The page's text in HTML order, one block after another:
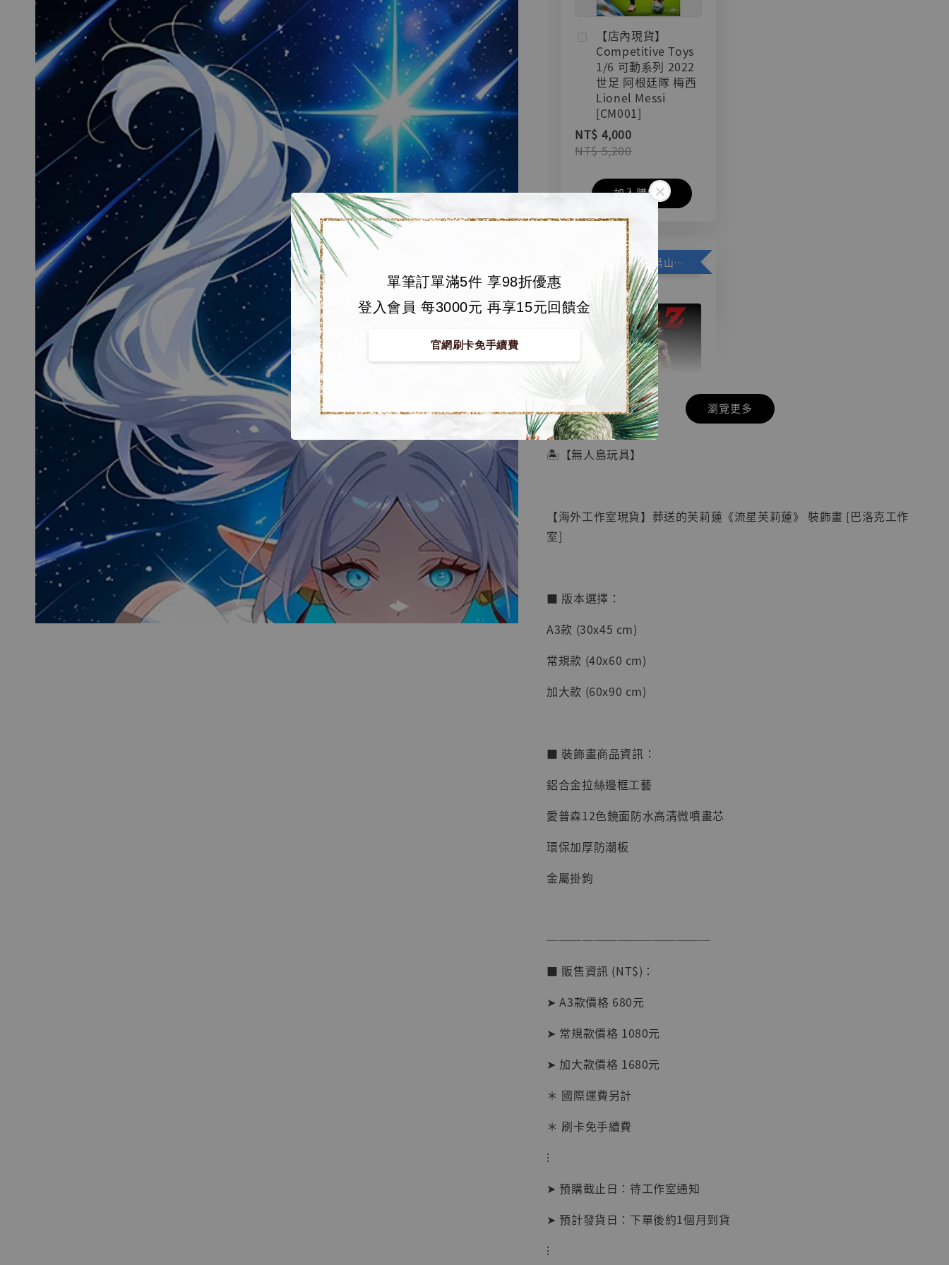
單筆訂單滿5件 享98折優惠
登入會員 每3000元 再享15元回饋金
官網刷卡免手續費
【店內現貨】
Competitive Toys
1/6 可動系列 2022
世足 阿根廷隊 梅西
Lionel Messi
[CM001]
NT$ 4,000
NT$ 5,200
加入購物車
加購優惠【悟空 鳥山明紀念款 [奇蹟工作室]】
【店內現貨】七龍珠
系列蒐藏雕像 悟空
NT$ 4,280
- +
【店內現貨】海賊王
系列蒐藏雕像 布魯
加入購物車
【現貨】
瀏覽更多
🏝【無人島玩具】
【海外工作室現貨】葬送的芙莉蓮《流星芙莉蓮》 裝飾畫 [巴洛克工作
室]
■ 版本選擇：
A3款 (30x45 cm)
常規款 (40x60 cm)
加大款 (60x90 cm)
■ 裝飾畫商品資訊：
鋁合金拉絲邊框工藝
愛普森12色鏡面防水高清微噴畫芯
環保加厚防潮板
金屬掛鉤
──────────────
■ 販售資訊 (NT$)：
➤ A3款價格 680元
➤ 常規款價格 1080元
➤ 加大款價格 1680元
＊ 國際運費另計
＊ 刷卡免手續費
⁝
➤ 預購截止日：待工作室通知
➤ 預計發貨日：下單後約1個月到貨
⁝